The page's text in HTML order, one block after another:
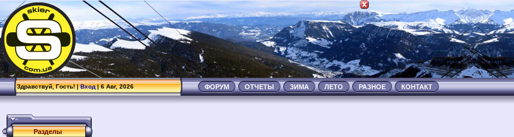
Здравствуй, Гость! |Вход| 6 Авг, 2026 ФОРУМ ОТЧЕТЫ ЗИМА ЛЕТО РАЗНОЕ КОНТАКТ
Разделы